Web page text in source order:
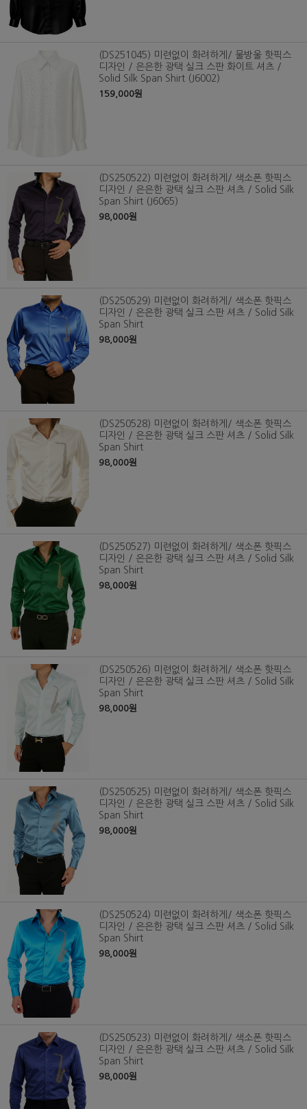
(DS251045) 미련없이 화려하게/ 물방울 핫픽스
디자인 / 은은한 광택 실크 스판 화이트 셔츠 /
Solid Silk Span Shirt (J6002)
159,000원
(DS250522) 미련없이 화려하게/ 색소폰 핫픽스
디자인 / 은은한 광택 실크 스판 셔츠 / Solid Silk
Span Shirt (J6065)
98,000원
(DS250529) 미련없이 화려하게/ 색소폰 핫픽스
디자인 / 은은한 광택 실크 스판 셔츠 / Solid Silk
Span Shirt
98,000원
(DS250528) 미련없이 화려하게/ 색소폰 핫픽스
디자인 / 은은한 광택 실크 스판 셔츠 / Solid Silk
Span Shirt
98,000원
(DS250527) 미련없이 화려하게/ 색소폰 핫픽스
디자인 / 은은한 광택 실크 스판 셔츠 / Solid Silk
Span Shirt
98,000원
(DS250526) 미련없이 화려하게/ 색소폰 핫픽스
디자인 / 은은한 광택 실크 스판 셔츠 / Solid Silk
Span Shirt
98,000원
(DS250525) 미련없이 화려하게/ 색소폰 핫픽스
디자인 / 은은한 광택 실크 스판 셔츠 / Solid Silk
Span Shirt
98,000원
(DS250524) 미련없이 화려하게/ 색소폰 핫픽스
디자인 / 은은한 광택 실크 스판 셔츠 / Solid Silk
Span Shirt
98,000원
(DS250523) 미련없이 화려하게/ 색소폰 핫픽스
디자인 / 은은한 광택 실크 스판 셔츠 / Solid Silk
Span Shirt
98,000원